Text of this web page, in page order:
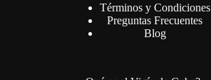
Términos y Condiciones
Preguntas Frecuentes
Blog